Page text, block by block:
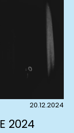
20.12.2024
2024